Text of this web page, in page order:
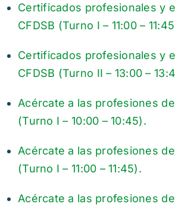
Certificados profesionales y
CFDSB (Turno I – 11:00 –
Certificados profesionales y
CFDSB (Turno II – 13:00 –
Acércate a las profesiones
(Turno I – 10:00 – 10:45).
Acércate a las profesiones
(Turno I – 11:00 – 11:45).
Acércate a las profesiones